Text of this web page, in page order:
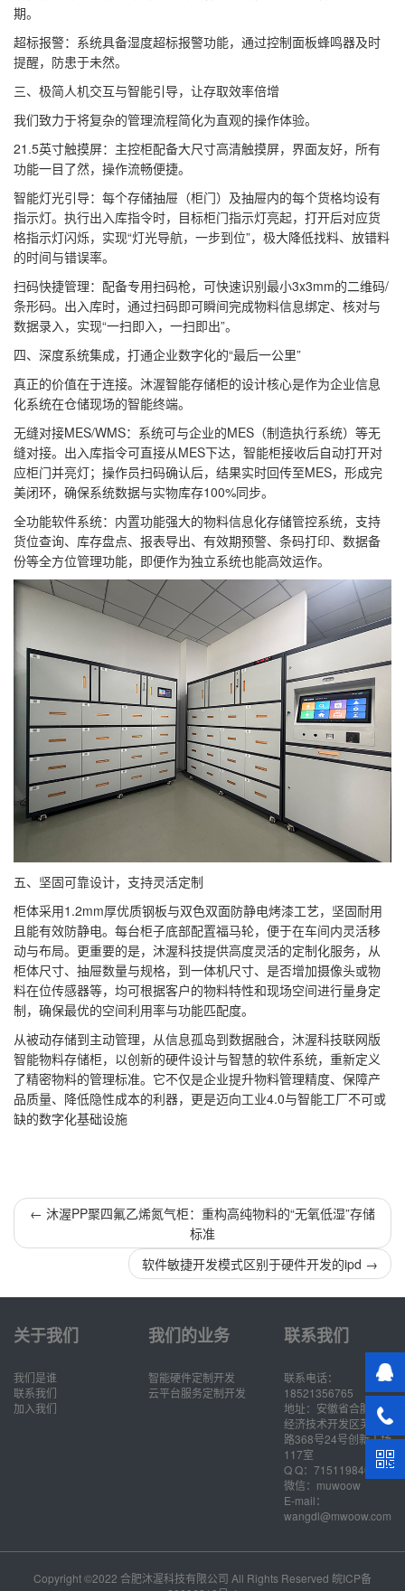
期。
超标报警：系统具备湿度超标报警功能，通过控制面板蜂鸣器及时
提醒，防患于未然。
三、极简人机交互与智能引导，让存取效率倍增
我们致力于将复杂的管理流程简化为直观的操作体验。
21.5英寸触摸屏：主控柜配备大尺寸高清触摸屏，界面友好，所有
功能一目了然，操作流畅便捷。
智能灯光引导：每个存储抽屉（柜门）及抽屉内的每个货格均设有
指示灯。执行出入库指令时，目标柜门指示灯亮起，打开后对应货
格指示灯闪烁，实现“灯光导航，一步到位”，极大降低找料、放错料
的时间与错误率。
扫码快捷管理：配备专用扫码枪，可快速识别最小3x3mm的二维码/
条形码。出入库时，通过扫码即可瞬间完成物料信息绑定、核对与
数据录入，实现“一扫即入，一扫即出”。
四、深度系统集成，打通企业数字化的“最后一公里”
真正的价值在于连接。沐渥智能存储柜的设计核心是作为企业信息
化系统在仓储现场的智能终端。
无缝对接MES/WMS：系统可与企业的MES（制造执行系统）等无
缝对接。出入库指令可直接从MES下达，智能柜接收后自动打开对
应柜门并亮灯；操作员扫码确认后，结果实时回传至MES，形成完
美闭环，确保系统数据与实物库存100%同步。
全功能软件系统：内置功能强大的物料信息化存储管控系统，支持
货位查询、库存盘点、报表导出、有效期预警、条码打印、数据备
份等全方位管理功能，即便作为独立系统也能高效运作。
五、坚固可靠设计，支持灵活定制
柜体采用1.2mm厚优质钢板与双色双面防静电烤漆工艺，坚固耐用
且能有效防静电。每台柜子底部配置福马轮，便于在车间内灵活移
动与布局。更重要的是，沐渥科技提供高度灵活的定制化服务，从
柜体尺寸、抽屉数量与规格，到一体机尺寸、是否增加摄像头或物
料在位传感器等，均可根据客户的物料特性和现场空间进行量身定
制，确保最优的空间利用率与功能匹配度。
从被动存储到主动管理，从信息孤岛到数据融合，沐渥科技联网版
智能物料存储柜，以创新的硬件设计与智慧的软件系统，重新定义
了精密物料的管理标准。它不仅是企业提升物料管理精度、保障产
品质量、降低隐性成本的利器，更是迈向工业4.0与智能工厂不可或
缺的数字化基础设施
← 沐渥PP聚四氟乙烯氮气柜：重构高纯物料的“无氧低湿”存储
标准
软件敏捷开发模式区别于硬件开发的ipd →
关于我们
我们是谁
联系我们
加入我们
我们的业务
智能硬件定制开发
云平台服务定制开发
联系我们
联系电话：
18521356765
地址：安徽省合肥市
经济技术开发区芙蓉
路368号24号创新工场
117室
Q Q：715119846
微信：muwoow
E-mail：
wangdl@mwoow.com
Copyright ©2022 合肥沐渥科技有限公司 All Rights Reserved 皖ICP备